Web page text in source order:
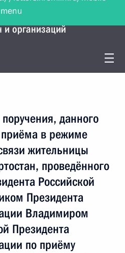
по работе с
организаций
данного
приёма в режиме
жительницы
проведённого
Российской
Президента
Владимиром
Президента
по приёму
menu